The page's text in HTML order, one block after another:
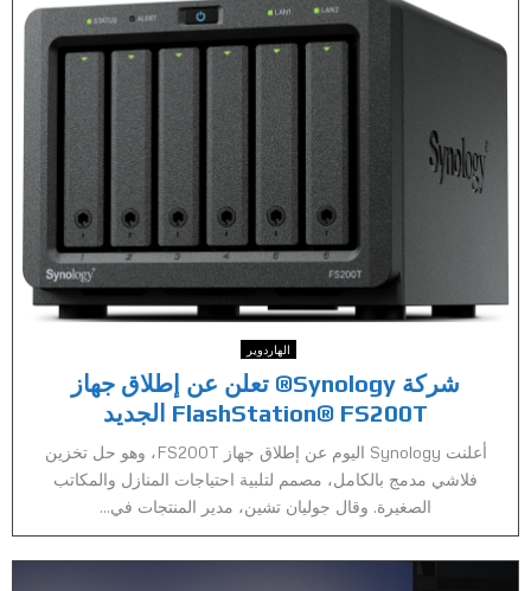
الهاردوير
شركة Synology® تعلن عن إطلاق جهاز
FlashStation® FS200T الجديد
أعلنت Synology اليوم عن إطلاق جهاز FS200T، وهو حل تخزين
فلاشي مدمج بالكامل، مصمم لتلبية احتياجات المنازل والمكاتب
الصغيرة. وقال جوليان تشين، مدير المنتجات في...